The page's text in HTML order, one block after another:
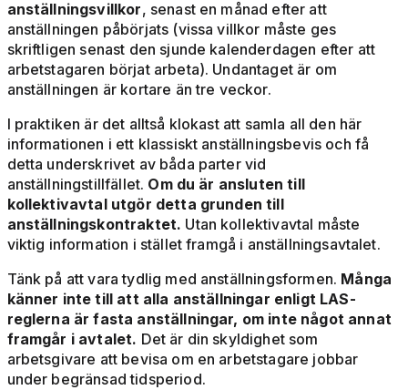
anställningsvillkor, senast en månad efter att
anställningen påbörjats (vissa villkor måste ges
skriftligen senast den sjunde kalenderdagen efter att
arbetstagaren börjat arbeta). Undantaget är om
anställningen är kortare än tre veckor.
I praktiken är det alltså klokast att samla all den här
informationen i ett klassiskt anställningsbevis och få
detta underskrivet av båda parter vid
anställningstillfället. Om du är ansluten till
kollektivavtal utgör detta grunden till
anställningskontraktet. Utan kollektivavtal måste
viktig information i stället framgå i anställningsavtalet.
Tänk på att vara tydlig med anställningsformen. Många
känner inte till att alla anställningar enligt LAS-
reglerna är fasta anställningar, om inte något annat
framgår i avtalet. Det är din skyldighet som
arbetsgivare att bevisa om en arbetstagare jobbar
under begränsad tidsperiod.